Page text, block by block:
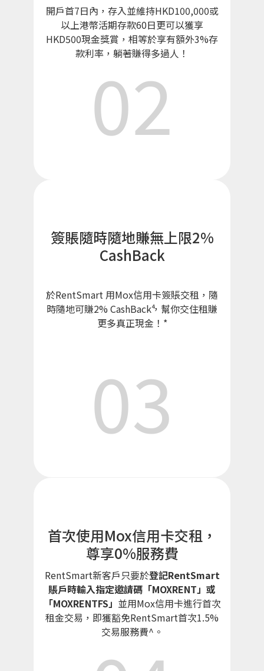
開戶首7日內，存入並維持HKD100,000或
以上港幣活期存款60日更可以獲享
HKD500現金獎賞，相等於享有額外3%存
款利率，躺著賺得多過人！
02
簽賬隨時隨地賺無上限2%
CashBack
於RentSmart 用Mox信用卡簽賬交租，隨
時隨地可賺2% CashBack⁴，幫你交住租賺
更多真正現金！*
03
首次使用Mox信用卡交租，
尊享0%服務費
RentSmart新客戶只要於登記RentSmart
賬戶時輸入指定邀請碼「MOXRENT」或
「MOXRENTFS」 並用Mox信用卡進行首次
租金交易，即獲豁免RentSmart首次1.5%
交易服務費^。